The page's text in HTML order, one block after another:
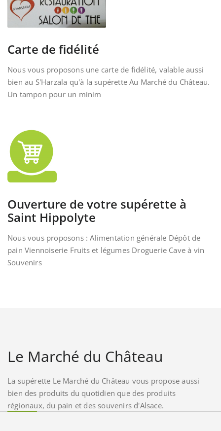
Carte de fidélité
Nous vous proposons une carte de fidélité, valable aussi
bien au S'Harzala qu'à la supérette Au Marché du Château.
Un tampon pour un minim
Ouverture de votre supérette à
Saint Hippolyte
Nous vous proposons : Alimentation générale Dépôt de
pain Viennoiserie Fruits et légumes Droguerie Cave à vin
Souvenirs
Le Marché du Château
La supérette Le Marché du Château vous propose aussi
bien des produits du quotidien que des produits
régionaux, du pain et des souvenirs d'Alsace.